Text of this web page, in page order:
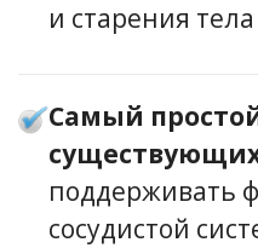
и старения тела
Самый
поддерживать
сосудистой